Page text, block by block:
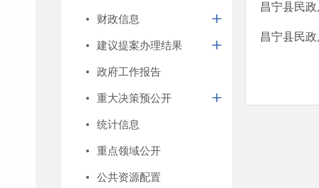
财政信息
建议提案办理结果
政府工作报告
重大决策预公开
统计信息
重点领域公开
公共资源配置
昌宁县民
昌宁县民